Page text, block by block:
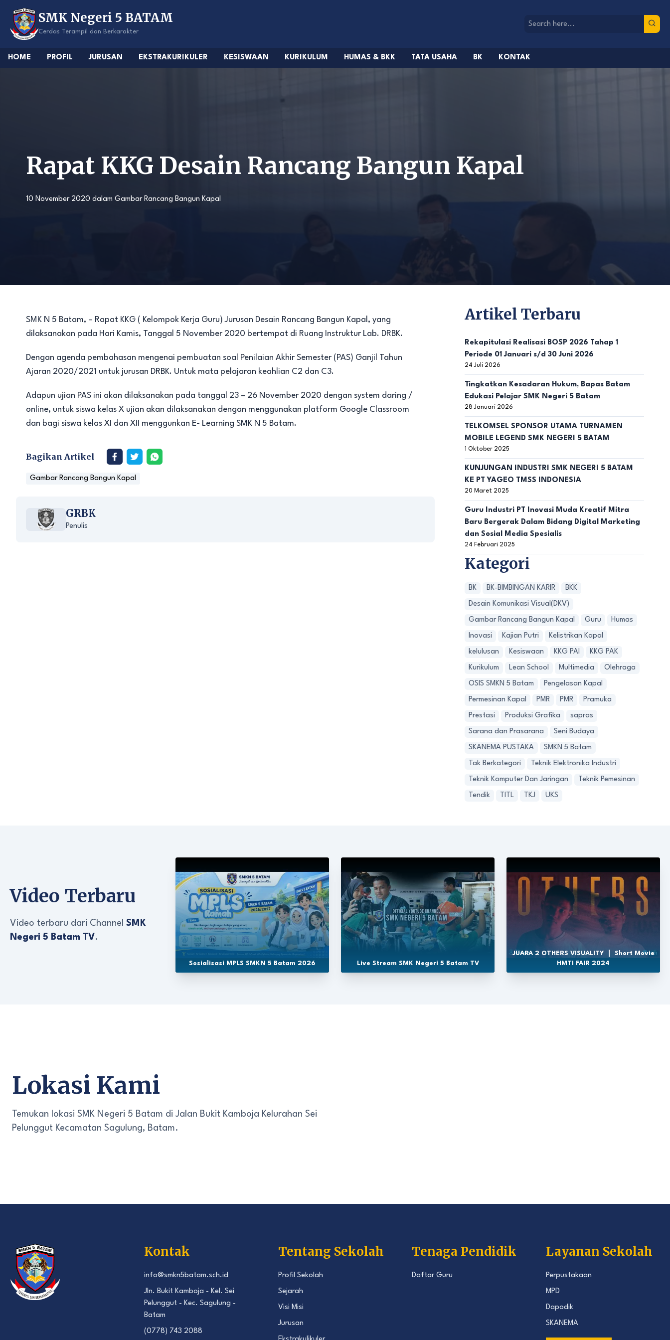
content
SMK Negeri 5 BATAM
Cerdas Terampil dan Berkarakter
HOME PROFIL JURUSAN EKSTRAKURIKULER KESISWAAN KURIKULUM HUMAS & BKK TATA USAHA BK KONTAK
Rapat KKG Desain Rancang Bangun Kapal
10 November 2020 dalam Gambar Rancang Bangun Kapal
SMK N 5 Batam, – Rapat KKG ( Kelompok Kerja Guru) Jurusan Desain Rancang Bangun Kapal, yang
dilaksanakan pada Hari Kamis, Tanggal 5 November 2020 bertempat di Ruang Instruktur Lab. DRBK.
Dengan agenda pembahasan mengenai pembuatan soal Penilaian Akhir Semester (PAS) Ganjil Tahun
Ajaran 2020/2021 untuk jurusan DRBK. Untuk mata pelajaran keahlian C2 dan C3.
Adapun ujian PAS ini akan dilaksanakan pada tanggal 23 – 26 November 2020 dengan system daring /
online, untuk siswa kelas X ujian akan dilaksanakan dengan menggunakan platform Google Classroom
dan bagi siswa kelas XI dan XII menggunkan E- Learning SMK N 5 Batam.
Bagikan Artikel
Gambar Rancang Bangun Kapal
GRBK
Penulis
Artikel Terbaru
Rekapitulasi Realisasi BOSP 2026 Tahap 1
Periode 01 Januari s/d 30 Juni 2026
24 Juli 2026
Tingkatkan Kesadaran Hukum, Bapas Batam
Edukasi Pelajar SMK Negeri 5 Batam
28 Januari 2026
TELKOMSEL SPONSOR UTAMA TURNAMEN
MOBILE LEGEND SMK NEGERI 5 BATAM
1 Oktober 2025
KUNJUNGAN INDUSTRI SMK NEGERI 5 BATAM
KE PT YAGEO TMSS INDONESIA
20 Maret 2025
Guru Industri PT Inovasi Muda Kreatif Mitra
Baru Bergerak Dalam Bidang Digital Marketing
dan Sosial Media Spesialis
24 Februari 2025
Kategori
BK BK-BIMBINGAN KARIR BKK
Desain Komunikasi Visual(DKV)
Gambar Rancang Bangun Kapal Guru Humas
Inovasi Kajian Putri Kelistrikan Kapal
kelulusan Kesiswaan KKG PAI KKG PAK
Kurikulum Lean School Multimedia Olehraga
OSIS SMKN 5 Batam Pengelasan Kapal
Permesinan Kapal PMR PMR Pramuka
Prestasi Produksi Grafika sapras
Sarana dan Prasarana Seni Budaya
SKANEMA PUSTAKA SMKN 5 Batam
Tak Berkategori Teknik Elektronika Industri
Teknik Komputer Dan Jaringan Teknik Pemesinan
Tendik TITL TKJ UKS
Video Terbaru
Video terbaru dari Channel SMK
Negeri 5 Batam TV.
Sosialisasi MPLS SMKN 5 Batam 2026 Live Stream SMK Negeri 5 Batam TV
JUARA 2 OTHERS VISUALITY ｜ Short Movie
HMTI FAIR 2024
Lokasi Kami
Temukan lokasi SMK Negeri 5 Batam di Jalan Bukit Kamboja Kelurahan Sei
Pelunggut Kecamatan Sagulung, Batam.
Kontak
info@smkn5batam.sch.id
Jln. Bukit Kamboja - Kel. Sei
Pelunggut - Kec. Sagulung -
Batam
(0778) 743 2088
Tentang Sekolah
Profil Sekolah
Sejarah
Visi Misi
Jurusan
Tenaga Pendidik
Daftar Guru
Layanan Sekolah
Perpustakaan
MPD
Dapodik
SKANEMA